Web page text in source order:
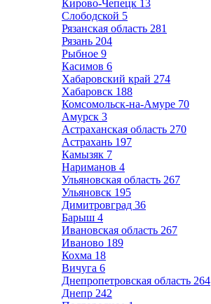
Кирово-Чепецк 13
Слободской 5
Рязанская область 281
Рязань 204
Рыбное 9
Касимов 6
Хабаровский край 274
Хабаровск 188
Комсомольск-на-Амуре 70
Амурск 3
Астраханская область 270
Астрахань 197
Камызяк 7
Нариманов 4
Ульяновская область 267
Ульяновск 195
Димитровград 36
Барыш 4
Ивановская область 267
Иваново 189
Кохма 18
Вичуга 6
Днепропетровская область 264
Днепр 242